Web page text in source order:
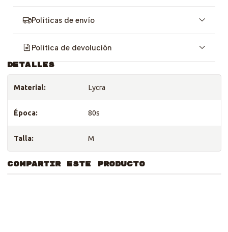
Políticas de envío
Política de devolución
DETALLES
Material: Lycra
Época: 80s
Talla: M
COMPARTIR ESTE PRODUCTO